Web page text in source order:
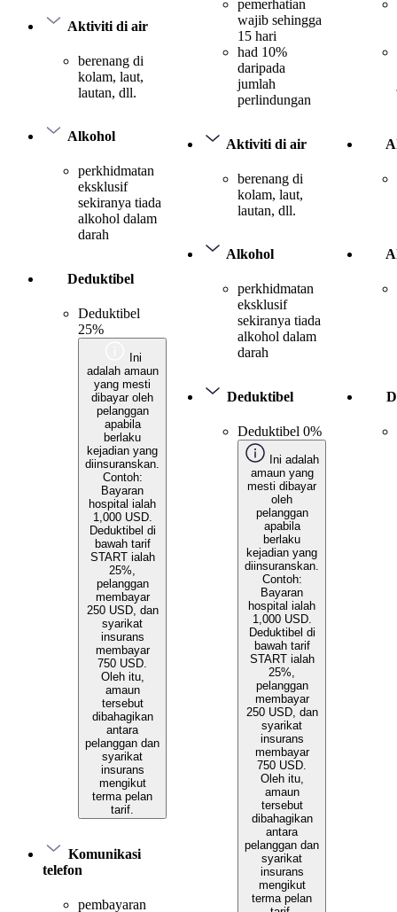
Aktiviti di air
berenang di
kolam, laut,
lautan, dll.
Alkohol
perkhidmatan
eksklusif
sekiranya tiada
alkohol dalam
darah
Deduktibel
Deduktibel
25%
Ini
adalah amaun
yang mesti
dibayar oleh
pelanggan
apabila
berlaku
kejadian yang
diinsuranskan.
Contoh:
Bayaran
hospital ialah
1,000 USD.
Deduktibel di
bawah tarif
START ialah
25%,
pelanggan
membayar
250 USD, dan
syarikat
insurans
membayar
750 USD.
Oleh itu,
amaun
tersebut
dibahagikan
antara
pelanggan dan
syarikat
insurans
mengikut
terma pelan
tarif.
Komunikasi
telefon
pembayaran
pemerhatian
wajib sehingga
15 hari
had 10%
daripada
jumlah
perlindungan
Aktiviti di air
berenang di
kolam, laut,
lautan, dll.
Alkohol
perkhidmatan
eksklusif
sekiranya tiada
alkohol dalam
darah
Deduktibel
Deduktibel 0%
Ini adalah
amaun yang
mesti dibayar
oleh
pelanggan
apabila
berlaku
kejadian yang
diinsuranskan.
Contoh:
Bayaran
hospital ialah
1,000 USD.
Deduktibel di
bawah tarif
START ialah
25%,
pelanggan
membayar
250 USD, dan
syarikat
insurans
membayar
750 USD.
Oleh itu,
amaun
tersebut
dibahagikan
antara
pelanggan dan
syarikat
insurans
mengikut
terma pelan